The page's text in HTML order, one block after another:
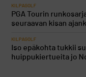
KILPAGOLF
PGA Tourin
seuraavan kisan
KILPAGOLF
Iso epäkohta tukkii
huippukiertueita jo